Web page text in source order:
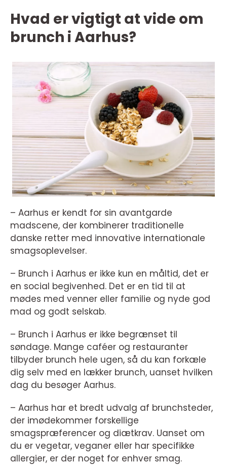
Hvad er vigtigt at vide om
brunch i Aarhus?
– Aarhus er kendt for sin avantgarde
madscene, der kombinerer traditionelle
danske retter med innovative internationale
smagsoplevelser.
– Brunch i Aarhus er ikke kun en måltid, det er
en social begivenhed. Det er en tid til at
mødes med venner eller familie og nyde god
mad og godt selskab.
– Brunch i Aarhus er ikke begrænset til
søndage. Mange caféer og restauranter
tilbyder brunch hele ugen, så du kan forkæle
dig selv med en lækker brunch, uanset hvilken
dag du besøger Aarhus.
– Aarhus har et bredt udvalg af brunchsteder,
der imødekommer forskellige
smagspræferencer og diætkrav. Uanset om
du er vegetar, veganer eller har specifikke
allergier, er der noget for enhver smag.